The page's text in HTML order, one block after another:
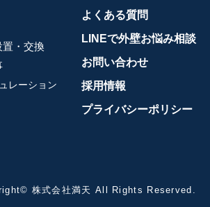
置・交換
レーション
よくある質問
LINEで外壁お悩み相談
お問い合わせ
採用情報
プライバシーポリシー
株式会社満天 All Rights Reserved.